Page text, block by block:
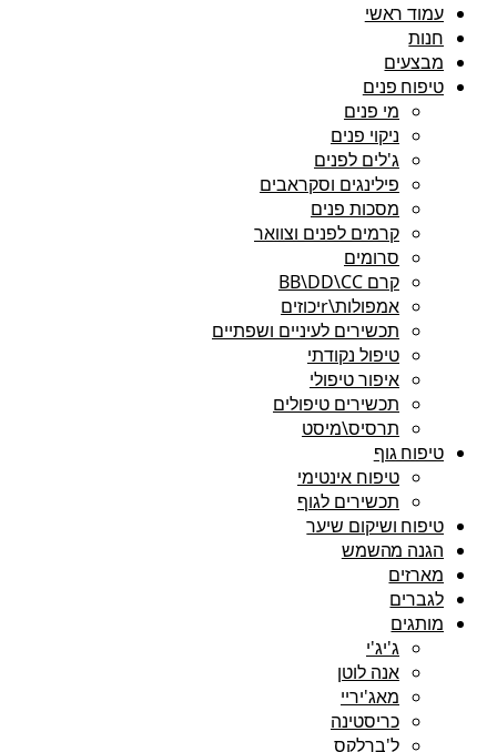
עמוד ראשי
חנות
מבצעים
טיפוח פנים
מי פנים
ניקוי פנים
ג'לים לפנים
פילינגים וסקראבים
מסכות פנים
קרמים לפנים וצוואר
סרומים
קרם BB\DD\CC
אמפולות\rיכוזים
תכשירים לעיניים ושפתיים
טיפול נקודתי
איפור טיפולי
תכשירים טיפולים
תרסיס\מיסט
טיפוח גוף
טיפוח אינטימי
תכשירים לגוף
טיפוח ושיקום שיער
הגנה מהשמש
מארזים
לגברים
מותגים
ג'יג'י
אנה לוטן
מאג'יריי
כריסטינה
ל'ברלקס